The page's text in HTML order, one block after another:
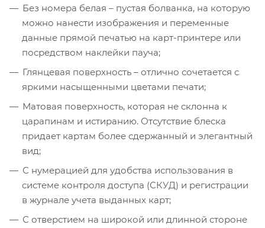
Без номера белая – пустая болванка, на которую
можно нанести изображения и переменные
данные прямой печатью на карт-принтере или
посредством наклейки пауча;
Глянцевая поверхность – отлично сочетается с
яркими насыщенными цветами печати;
Матовая поверхность, которая не склонна к
царапинам и истиранию. Отсутствие блеска
придает картам более сдержанный и элегантный
вид;
С нумерацией для удобства использования в
системе контроля доступа (СКУД) и регистрации
в журнале учета выданных карт;
С отверстием на широкой или длинной стороне